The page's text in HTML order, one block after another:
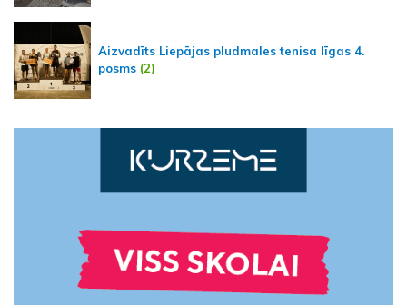
Aizvadīts Liepājas pludmales tenisa līgas 4.
posms (2)